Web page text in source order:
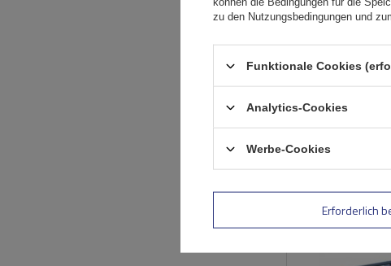
zu den Nutzungsbedingungen und
Funktionale Cookies
Analytics-Cookies
Werbe-Cookies
Erforderlich